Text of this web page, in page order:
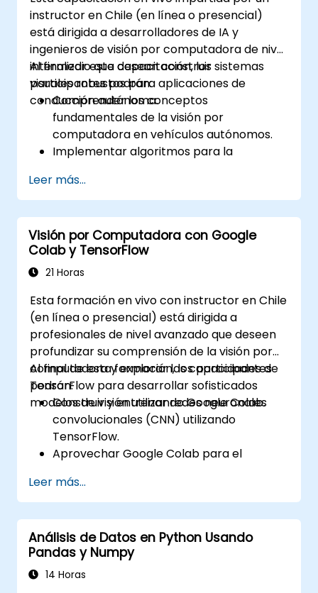
instructor en Chile (en línea o presencial)
está dirigida a desarrolladores de IA y
ingenieros de visión por computadora de nivel
intermedio que desean construir sistemas
visuales robustos para aplicaciones de
conducción autónoma.
Al finalizar esta capacitación, los
participantes podrán:
Comprender los conceptos
fundamentales de la visión por
computadora en vehículos autónomos.
Implementar algoritmos para la
carriles y segmentación semántica.
Integrar sistemas visuales con otros
subsistemas del vehículo autónomo.
Aplicar técnicas de aprendizaje profundo
para tareas avanzadas de percepción.
Evaluar el rendimiento de los modelos de
mundo real.
Leer más...
Visión por Computadora con Google
Colab y TensorFlow
21 Horas
Esta formación en vivo con instructor en Chile
(en línea o presencial) está dirigida a
profesionales de nivel avanzado que deseen
profundizar su comprensión de la visión por
computadora y explorar las capacidades de
TensorFlow para desarrollar sofisticados
modelos de visión utilizando Google Colab.
Al final de esta formación, los participantes
podrán:
Construir y entrenar redes neuronales
convolucionales (CNN) utilizando
TensorFlow.
Aprovechar Google Colab para el
modelos basados en la nube.
Implementar técnicas de
preprocesamiento de imágenes para
tareas de visión por computadora.
Implementar modelos de visión por
computadora para aplicaciones del
Leer más...
Análisis de Datos en Python Usando
Pandas y Numpy
14 Horas